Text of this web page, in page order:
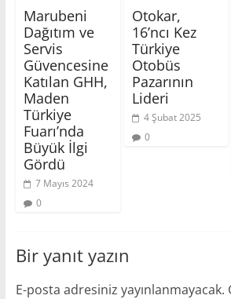
Marubeni
Dağıtım ve
Servis
Güvencesine
Katılan GHH,
Maden
Türkiye
Fuarı’nda
Büyük İlgi
Gördü
7 Mayıs 2024
0
Otokar,
16’ncı Kez
Türkiye
Otobüs
Pazarının
Lideri
4 Şubat 2025
0
Bir yanıt yazın
E-posta adresiniz yayınlanmayacak.